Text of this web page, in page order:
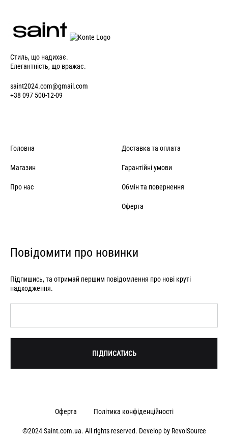
Стиль, що надихає.
Елегантність, що вражає.
saint2024.com@gmail.com
+38 097 500-12-09
Головна
Магазин
Про нас
Доставка та оплата
Гарантійні умови
Обмін та повернення
Оферта
Повідомити про новинки
Підпишись, та отримай першим повідомлення про нові круті
надходження.
©2024 Saint.com.ua. All rights reserved. Develop by RevolSource
Оферта Політика конфіденційності